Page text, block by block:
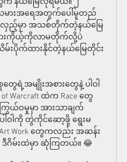
က နယ်မြေလုရမယ်။ ၂
မားအရေအတွက်ပေါ်မူတည်
အလှည့်မှာ အသစ်တိုက်တဲ့နယ်မြေ
ားကိုယ့်ကိုလာမတိုက်လို့ပဲ
းပိုက်ထားနိုင်တဲ့နယ်မြေတိုင်း
ေရဲ့အမျိုးအစားတွေနဲ့ ပါဝါ
of Warcraft ထဲက Race တွေ
ြွယ်ဝမှုမှာ အားသာချက်
ါကို တွဲကိုင်ဆော့ဖို့ ရွေးမ
Work တွေကလည်း အဆန်း
ဒီဂိမ်းထဲမှာ ဆုံကြတယ်။ 😂